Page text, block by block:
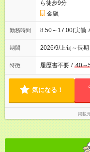
ら徒歩9分
金融
勤務時間 8:50～17:00(実働
期間 2026/9/上旬～長
特徴 履歴書不要 / 40～
気になる！
掲載